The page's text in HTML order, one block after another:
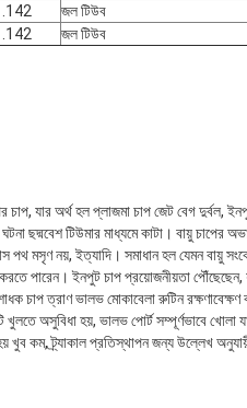
জল টিউব
জল টিউব
যার অর্থ হল প্লাজমা চাপ জেট বেগ দুর্বল,
ছদ্মবেশ টিউমার মাধ্যমে কাটা। বায়ু চাপের
মসৃণ নয়, ইত্যাদি। সমাধান হল যেমন বায়ু
পারেন। ইনপুট চাপ প্রয়োজনীয়তা পৌঁছেছেন,
চাপ ত্রাণ ভালভ মোকাবেলা রুটিন
খুলতে অসুবিধা হয়, ভালভ পোর্ট সম্পূর্ণভাবে
খুব কম, ট্র্যাকাল প্রতিস্থাপন জন্য উল্লেখ